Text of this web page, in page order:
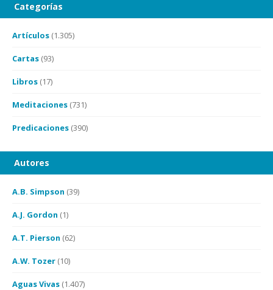
Categorías
Artículos (1.305)
Cartas (93)
Libros (17)
Meditaciones (731)
Predicaciones (390)
Autores
A.B. Simpson (39)
A.J. Gordon (1)
A.T. Pierson (62)
A.W. Tozer (10)
Aguas Vivas (1.407)